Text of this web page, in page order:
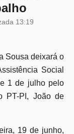
13:19
Sousa deixará o
Social
1 de julho pelo
PT-PI, João de
19 de junho,